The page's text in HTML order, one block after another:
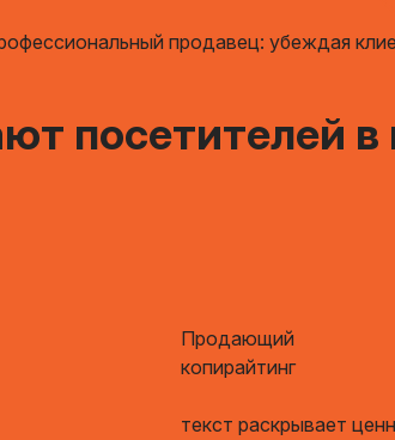
продавец: убеждая
посетителей в
Продающий
копирайтинг
текст раскрывает